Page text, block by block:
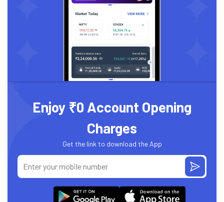
Enjoy ₹0 Account Opening
Charges
Get the link to download the App